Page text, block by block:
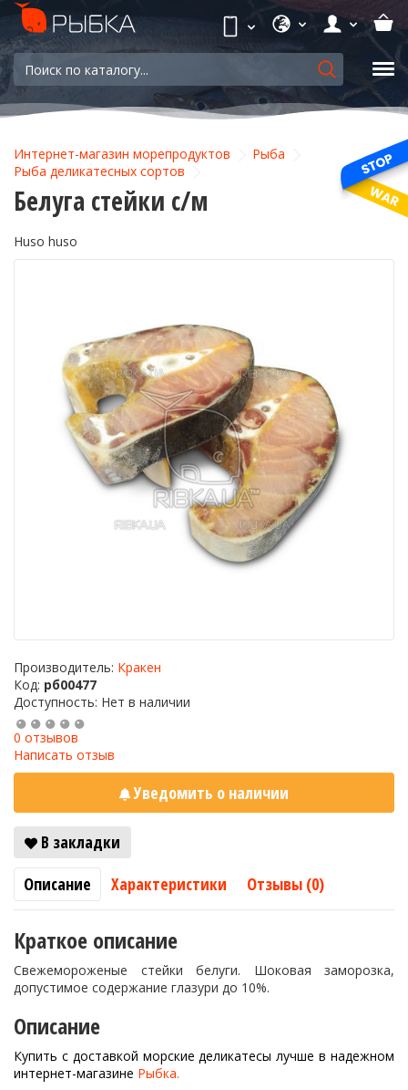
Интернет-магазин морепродуктов
Рыба
Рыба деликатесных сортов
Белуга стейки с/м
Huso huso
Производитель: Кракен
Код: рб00477
Доступность: Нет в наличии
0 отзывов
Написать отзыв
Уведомить о наличии
В закладки
Описание
Характеристики Отзывы (0)
Краткое описание
Свежемороженые стейки белуги. Шоковая заморозка,
допустимое содержание глазури до 10%.
Описание
Купить с доставкой морские деликатесы лучше в надежном
интернет-магазине Рыбка.